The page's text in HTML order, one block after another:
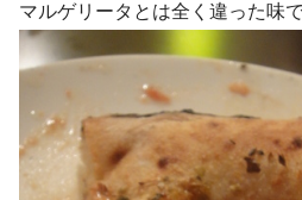
マルゲリータとは全く違った味